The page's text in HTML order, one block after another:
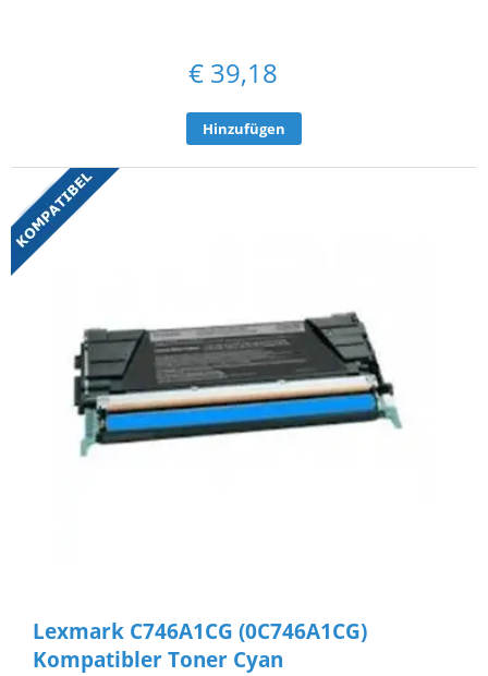
€ 39,18
Hinzufügen
Lexmark C746A1CG (0C746A1CG)
Kompatibler Toner Cyan